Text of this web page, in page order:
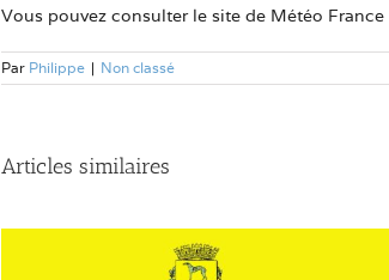
Vous pouvez consulter le site de Météo
Par Philippe | Non classé
Articles similaires